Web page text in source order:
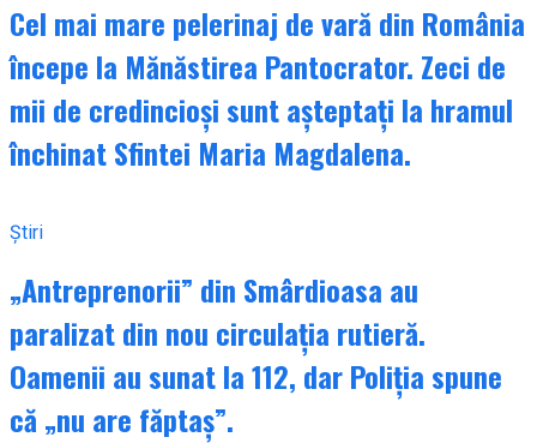
Cel mai mare pelerinaj de vară din România
începe la Mănăstirea Pantocrator. Zeci de
mii de credincioși sunt așteptați la hramul
închinat Sfintei Maria Magdalena.
Știri
„Antreprenorii” din Smârdioasa au
paralizat din nou circulația rutieră.
Oamenii au sunat la 112, dar Poliția spune
că „nu are făptaș”.